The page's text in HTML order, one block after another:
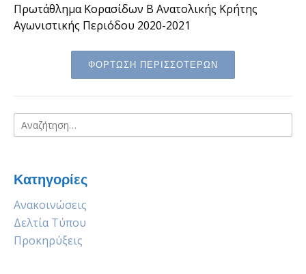
Πρωτάθλημα Κορασίδων Β Ανατολικής Κρήτης
Αγωνιστικής Περιόδου 2020-2021
ΦΟΡΤΩΣΗ ΠΕΡΙΣΣΟΤΕΡΩΝ
Αναζήτηση
για:
Κατηγορίες
Ανακοινώσεις
Δελτία Τύπου
Προκηρύξεις